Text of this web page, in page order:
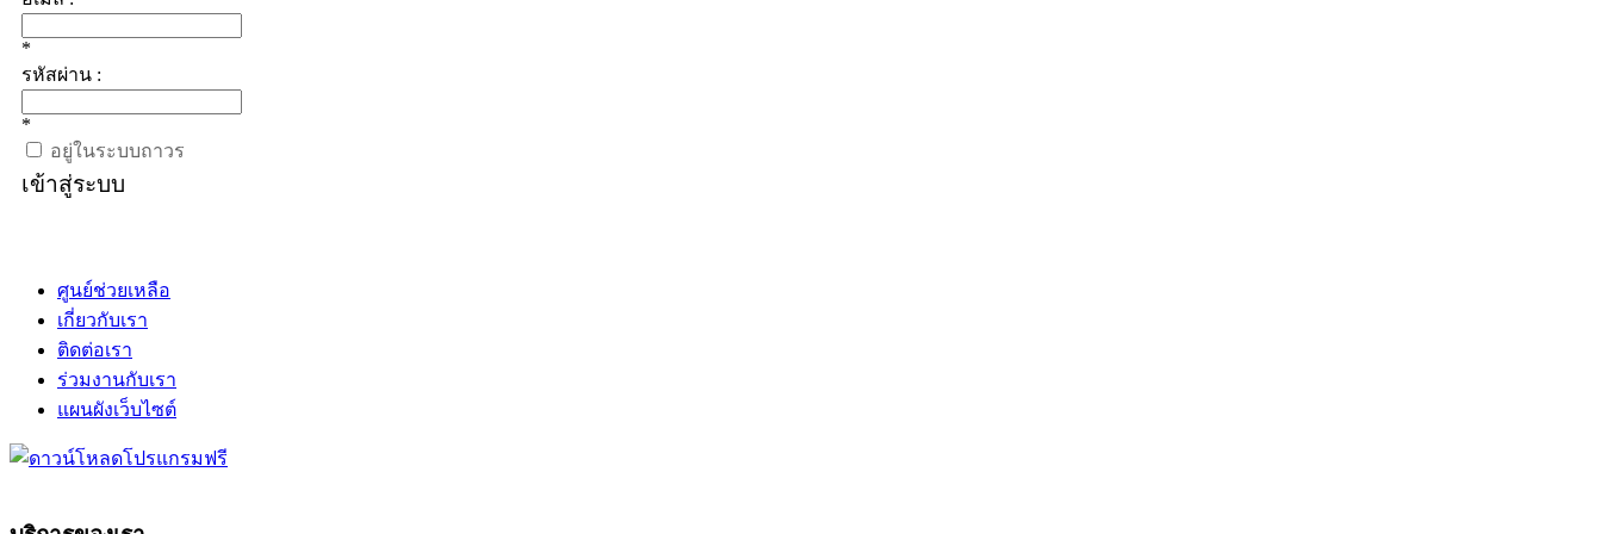
*
รหัสผ่าน :
*
อยู่ในระบบถาวร
เข้าสู่ระบบ
ศูนย์ช่วยเหลือ
เกี่ยวกับเรา
ติดต่อเรา
ร่วมงานกับเรา
แผนผังเว็บไซต์